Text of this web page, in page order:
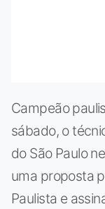
Campeão
sábado, o
do São Paulo
uma proposta
Paulista e